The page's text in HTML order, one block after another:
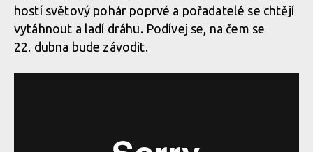
hostí světový pohár poprvé a pořadatelé se chtějí
vytáhnout a ladí dráhu. Podívej se, na čem se
22. dubna bude závodit.